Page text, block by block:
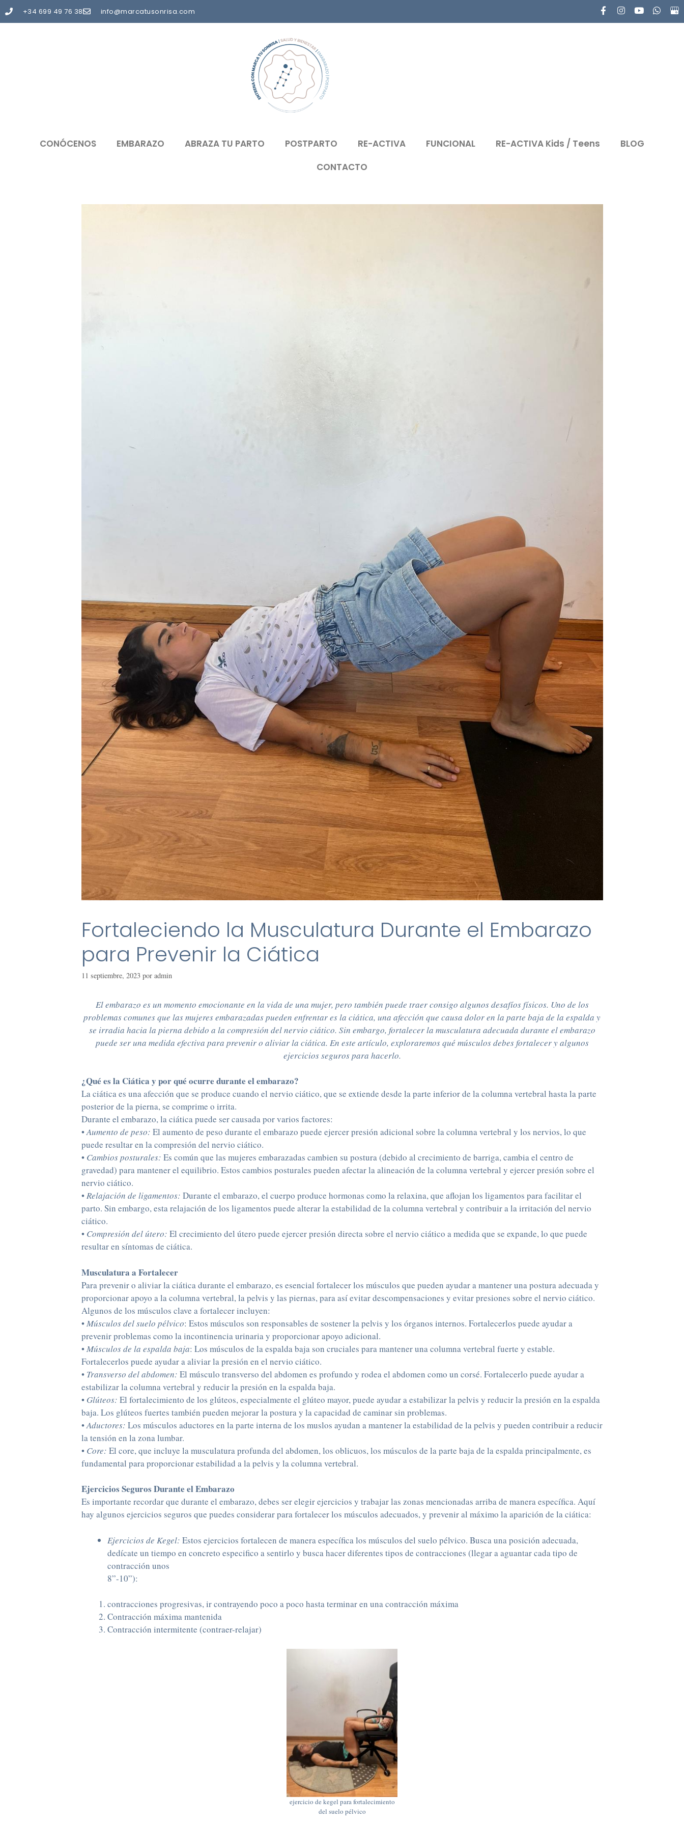
+34 699 49 76 38 info@marcatusonrisa.com
CONÓCENOS EMBARAZO ABRAZA TU PARTO POSTPARTO RE-ACTIVA FUNCIONAL RE-ACTIVA Kids / Teens
BLOG
CONTACTO
Fortaleciendo la Musculatura Durante el Embarazo
para Prevenir la Ciática
11 septiembre, 2023 por admin
El embarazo es un momento emocionante en la vida de una mujer, pero también puede traer consigo algunos desafíos físicos. Uno de los
problemas comunes que las mujeres embarazadas pueden enfrentar es la ciática, una afección que causa dolor en la parte baja de la espalda y
se irradia hacia la pierna debido a la compresión del nervio ciático. Sin embargo, fortalecer la musculatura adecuada durante el embarazo
puede ser una medida efectiva para prevenir o aliviar la ciática. En este artículo, exploraremos qué músculos debes fortalecer y algunos
ejercicios seguros para hacerlo.
¿Qué es la Ciática y por qué ocurre durante el embarazo?
La ciática es una afección que se produce cuando el nervio ciático, que se extiende desde la parte inferior de la columna vertebral hasta la parte
posterior de la pierna, se comprime o irrita.
Durante el embarazo, la ciática puede ser causada por varios factores:
•Aumento de peso: El aumento de peso durante el embarazo puede ejercer presión adicional sobre la columna vertebral y los nervios, lo que
puede resultar en la compresión del nervio ciático.
• Cambios posturales: Es común que las mujeres embarazadas cambien su postura (debido al crecimiento de barriga, cambia el centro de
gravedad) para mantener el equilibrio. Estos cambios posturales pueden afectar la alineación de la columna vertebral y ejercer presión sobre el
nervio ciático.
•Relajación de ligamentos: Durante el embarazo, el cuerpo produce hormonas como la relaxina, que aflojan los ligamentos para facilitar el
parto. Sin embargo, esta relajación de los ligamentos puede alterar la estabilidad de la columna vertebral y contribuir a la irritación del nervio
ciático.
• Compresión del útero: El crecimiento del útero puede ejercer presión directa sobre el nervio ciático a medida que se expande, lo que puede
resultar en síntomas de ciática.
Musculatura a Fortalecer
Para prevenir o aliviar la ciática durante el embarazo, es esencial fortalecer los músculos que pueden ayudar a mantener una postura adecuada y
proporcionar apoyo a la columna vertebral, la pelvis y las piernas, para así evitar descompensaciones y evitar presiones sobre el nervio ciático.
Algunos de los músculos clave a fortalecer incluyen:
•Músculos del suelo pélvico: Estos músculos son responsables de sostener la pelvis y los órganos internos. Fortalecerlos puede ayudar a
prevenir problemas como la incontinencia urinaria y proporcionar apoyo adicional.
•Músculos de la espalda baja: Los músculos de la espalda baja son cruciales para mantener una columna vertebral fuerte y estable.
Fortalecerlos puede ayudar a aliviar la presión en el nervio ciático.
• Transverso del abdomen: El músculo transverso del abdomen es profundo y rodea el abdomen como un corsé. Fortalecerlo puede ayudar a
estabilizar la columna vertebral y reducir la presión en la espalda baja.
• Glúteos: El fortalecimiento de los glúteos, especialmente el glúteo mayor, puede ayudar a estabilizar la pelvis y reducir la presión en la espalda
baja. Los glúteos fuertes también pueden mejorar la postura y la capacidad de caminar sin problemas.
•Aductores: Los músculos aductores en la parte interna de los muslos ayudan a mantener la estabilidad de la pelvis y pueden contribuir a reducir
la tensión en la zona lumbar.
• Core: El core, que incluye la musculatura profunda del abdomen, los oblicuos, los músculos de la parte baja de la espalda principalmente, es
fundamental para proporcionar estabilidad a la pelvis y la columna vertebral.
Ejercicios Seguros Durante el Embarazo
Es importante recordar que durante el embarazo, debes ser elegir ejercicios y trabajar las zonas mencionadas arriba de manera específica. Aquí
hay algunos ejercicios seguros que puedes considerar para fortalecer los músculos adecuados, y prevenir al máximo la aparición de la ciática:
Ejercicios de Kegel: Estos ejercicios fortalecen de manera específica los músculos del suelo pélvico. Busca una posición adecuada,
dedícate un tiempo en concreto especifico a sentirlo y busca hacer diferentes tipos de contracciones (llegar a aguantar cada tipo de
contracción unos
8”-10”):
contracciones progresivas, ir contrayendo poco a poco hasta terminar en una contracción máxima
Contracción máxima mantenida
Contracción intermitente (contraer-relajar)
ejercicio de kegel para fortalecimiento
del suelo pélvico